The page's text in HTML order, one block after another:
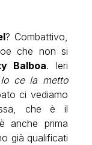
? Combattivo,
che non si
Balboa. Ieri
Io ce la metto
ci vediamo
che è il
anche prima
già qualificati